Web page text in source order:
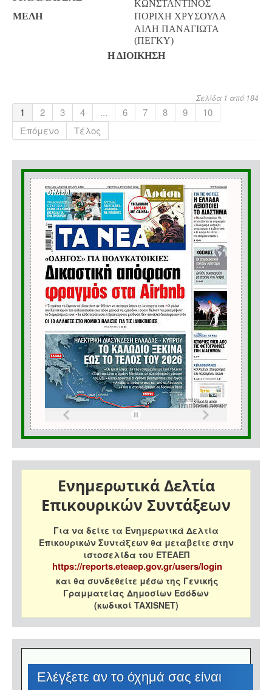
ΚΩΝΣΤΑΝΤΙΝΟΣ
ΜΕΛΗ
ΠΟΡΙΧΗ ΧΡΥΣΟΥΛΑ
ΛΙΛΗ ΠΑΝΑΓΙΩΤΑ
(ΠΕΓΚΥ)
Η ΔΙΟΙΚΗΣΗ
Σελίδα 1 από 184
1 2 3 4 ... 6 7 8 9
10
Επόμενο
Τέλος
Ενημερωτικά Δελτία
Επικουρικών Συντάξεων
Για να δείτε τα Ενημερωτικά Δελτία
Επικουρικών Συντάξεων θα μεταβείτε στην
ιστοσελίδα του ΕΤΕΑΕΠ
https://reports.eteaep.gov.gr/users/login
και θα συνδεθείτε μέσω της Γενικής
Γραμματείας Δημοσίων Εσόδων
(κωδικοί TAXISNET)
Eλέγξετε αν το όχημά σας είναι